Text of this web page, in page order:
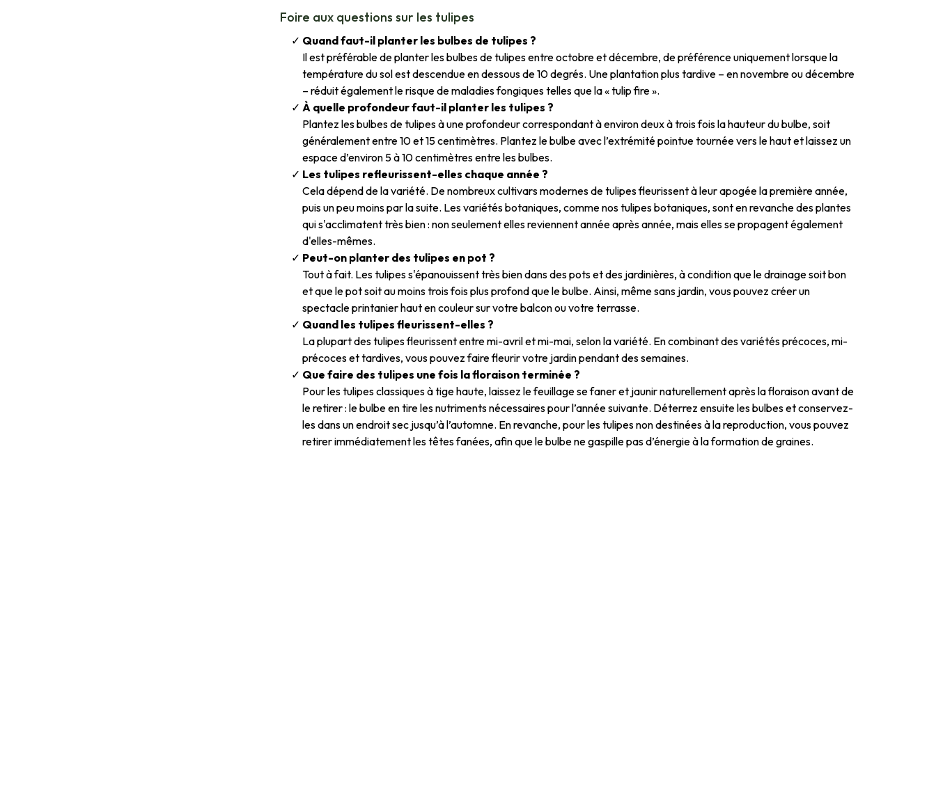
Foire aux questions sur les tulipes
Quand faut-il planter les bulbes de tulipes ?
Il est préférable de planter les bulbes de tulipes entre octobre et décembre, de préférence uniquement lorsque la
température du sol est descendue en dessous de 10 degrés. Une plantation plus tardive – en novembre ou décembre
– réduit également le risque de maladies fongiques telles que la « tulip fire ».
À quelle profondeur faut-il planter les tulipes ?
Plantez les bulbes de tulipes à une profondeur correspondant à environ deux à trois fois la hauteur du bulbe, soit
généralement entre 10 et 15 centimètres. Plantez le bulbe avec l’extrémité pointue tournée vers le haut et laissez un
espace d’environ 5 à 10 centimètres entre les bulbes.
Les tulipes refleurissent-elles chaque année ?
Cela dépend de la variété. De nombreux cultivars modernes de tulipes fleurissent à leur apogée la première année,
puis un peu moins par la suite. Les variétés botaniques, comme nos tulipes botaniques, sont en revanche des plantes
qui s'acclimatent très bien : non seulement elles reviennent année après année, mais elles se propagent également
d'elles-mêmes.
Peut-on planter des tulipes en pot ?
Tout à fait. Les tulipes s'épanouissent très bien dans des pots et des jardinières, à condition que le drainage soit bon
et que le pot soit au moins trois fois plus profond que le bulbe. Ainsi, même sans jardin, vous pouvez créer un
spectacle printanier haut en couleur sur votre balcon ou votre terrasse.
Quand les tulipes fleurissent-elles ?
La plupart des tulipes fleurissent entre mi-avril et mi-mai, selon la variété. En combinant des variétés précoces, mi-
précoces et tardives, vous pouvez faire fleurir votre jardin pendant des semaines.
Que faire des tulipes une fois la floraison terminée ?
Pour les tulipes classiques à tige haute, laissez le feuillage se faner et jaunir naturellement après la floraison avant de
le retirer : le bulbe en tire les nutriments nécessaires pour l’année suivante. Déterrez ensuite les bulbes et conservez-
les dans un endroit sec jusqu’à l’automne. En revanche, pour les tulipes non destinées à la reproduction, vous pouvez
retirer immédiatement les têtes fanées, afin que le bulbe ne gaspille pas d’énergie à la formation de graines.